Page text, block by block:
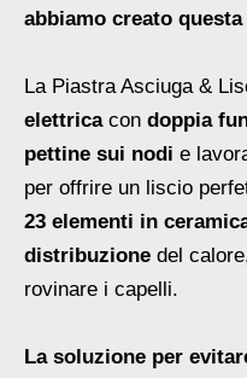
abbiamo creato
La Piastra Asciuga &
elettricacon doppia
pettine sui nodi e
per offrire un liscio
23 elementi in
distribuzione del
rovinare i capelli.
La soluzione per